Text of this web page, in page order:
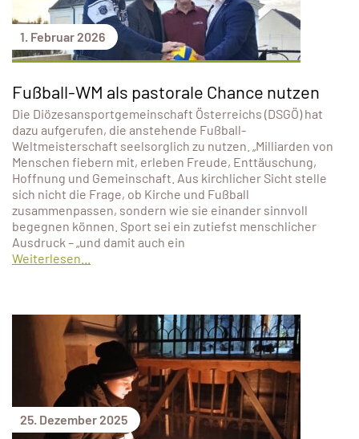
1. Februar 2026
Fußball-WM als pastorale Chance nutzen
Die Diözesansportgemeinschaft Österreichs (DSGÖ) hat
dazu aufgerufen, die anstehende Fußball-
Weltmeisterschaft seelsorglich zu nutzen. „Milliarden von
Menschen fiebern mit, erleben Freude, Enttäuschung,
Hoffnung und Gemeinschaft. Aus kirchlicher Sicht stelle
sich nicht die Frage, ob Kirche und Fußball
zusammenpassen, sondern wie sie einander sinnvoll
begegnen können. Sport sei ein zutiefst menschlicher
Ausdruck – „und damit auch ein
Weiterlesen...
25. Dezember 2025